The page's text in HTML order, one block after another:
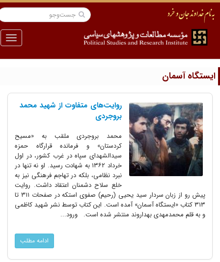
منو
آسمان
روایت‌های متفاوت از شهید محمد
بروجردی
محمد بروجردی ملقب به «مسیح
کردستان» و فرمانده قرارگاه حمزه
سیدالشهدای سپاه در غرب کشور، در اول
خرداد ۱۳۶۲ به شهادت رسید. او نه تنها در
نبرد نظامی، بلکه در تهاجم فرهنگی نیز به
خلع سلاح دشمنان اعتقاد داشت. روایت
پیش رو از زبان سردار سید یحیی (رحیم) صفوی استکه در صفحات ۳۱۱ تا
۳۱۳ کتاب «ایستگاه آسمان» آمده است. این کتاب توسط نشر شهید کاظمی
و به قلم محمدمهدی بهداروند منتشر شده است. ورود...
ادامه مطلب